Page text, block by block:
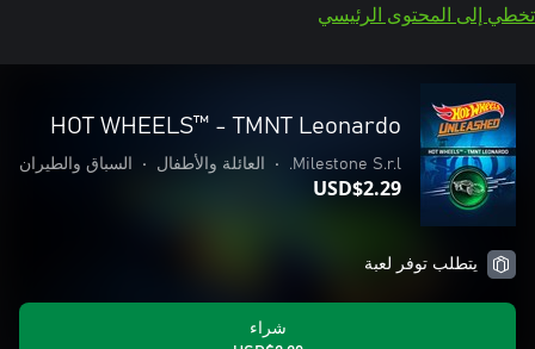
تخطي إلى المحتوى الرئيسي
HOT WHEELS™ - TMNT Leonardo
Milestone S.r.l.
• العائلة والأطفال • السباق والطيران
USD$2.29
يتطلب توفر لعبة
شراء